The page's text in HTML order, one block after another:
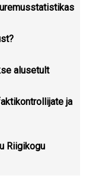
alusetult
ja
Riigikogu